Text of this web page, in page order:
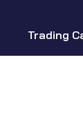
Trading